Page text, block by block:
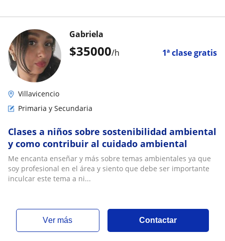
$35000/h 1ª clase gratis
Gabriela
Villavicencio
Primaria y Secundaria
Clases a niños sobre sostenibilidad ambiental
y como contribuir al cuidado ambiental
Me encanta enseñar y más sobre temas ambientales ya que
soy profesional en el área y siento que debe ser importante
inculcar este tema a ni...
ver más Contactar